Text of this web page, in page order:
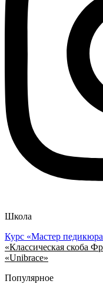
Школа
Курс «Мастер
«Классическая скоба
«Unibrace»
Популярное